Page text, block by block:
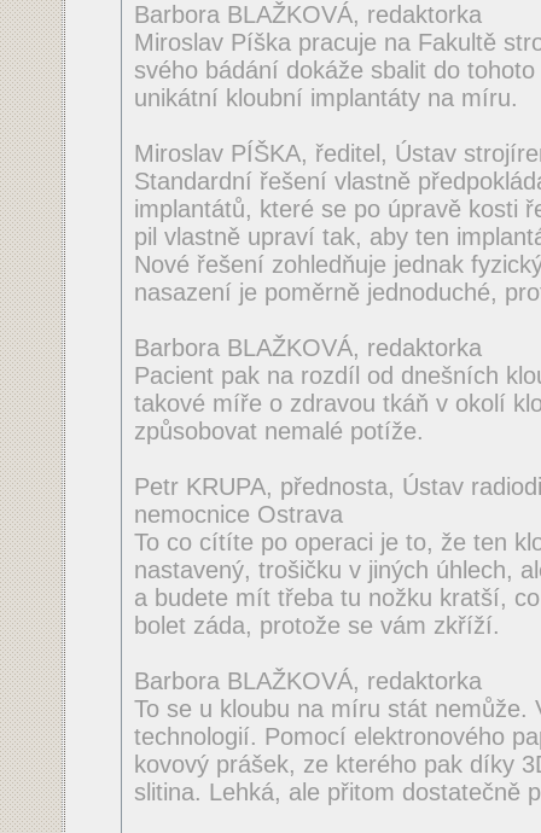
Barbora BLAŽKOVÁ, redaktorka
Miroslav Píška pracuje na Fakultě
svého bádání dokáže sbalit do
unikátní kloubní implantáty na míru.
Miroslav PÍŠKA, ředitel, Ústav
Standardní řešení vlastně
implantátů, které se po úpravě kosti
pil vlastně upraví tak, aby ten
Nové řešení zohledňuje jednak
nasazení je poměrně jednoduché,
Barbora BLAŽKOVÁ, redaktorka
Pacient pak na rozdíl od dnešních
takové míře o zdravou tkáň v okolí
způsobovat nemalé potíže.
Petr KRUPA, přednosta, Ústav
nemocnice Ostrava
To co cítíte po operaci je to, že ten
nastavený, trošičku v jiných úhlech,
a budete mít třeba tu nožku kratší,
bolet záda, protože se vám zkříží.
Barbora BLAŽKOVÁ, redaktorka
To se u kloubu na míru stát nemůže.
technologií. Pomocí elektronového
kovový prášek, ze kterého pak díky
slitina. Lehká, ale přitom dostatečně